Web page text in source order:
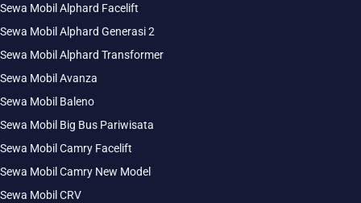
Sewa Mobil Alphard Facelift
Sewa Mobil Alphard Generasi 2
Sewa Mobil Alphard Transformer
Sewa Mobil Avanza
Sewa Mobil Baleno
Sewa Mobil Big Bus Pariwisata
Sewa Mobil Camry Facelift
Sewa Mobil Camry New Model
Sewa Mobil CRV